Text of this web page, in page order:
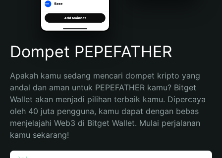
Português (Brasil)
Español (Argentina)
Dompet PEPEFATHER
Apakah kamu sedang mencari dompet kripto yang
andal dan aman untuk PEPEFATHER kamu? Bitget
Wallet akan menjadi pilihan terbaik kamu. Dipercaya
oleh 40 juta pengguna, kamu dapat dengan bebas
menjelajahi Web3 di Bitget Wallet. Mulai perjalanan
kamu sekarang!